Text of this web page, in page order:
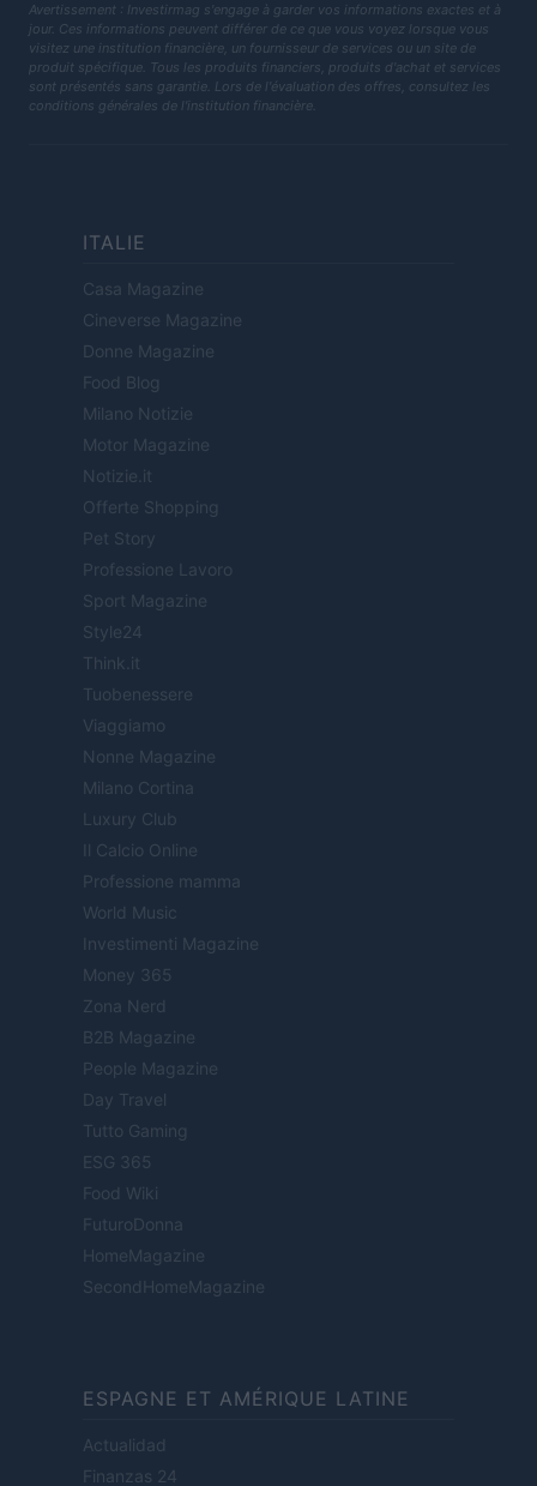
Avertissement : Investirmag s'engage à garder vos informations exactes et à
jour. Ces informations peuvent différer de ce que vous voyez lorsque vous
visitez une institution financière, un fournisseur de services ou un site de
produit spécifique. Tous les produits financiers, produits d'achat et services
sont présentés sans garantie. Lors de l'évaluation des offres, consultez les
conditions générales de l'institution financière.
ITALIE
Casa Magazine
Cineverse Magazine
Donne Magazine
Food Blog
Milano Notizie
Motor Magazine
Notizie.it
Offerte Shopping
Pet Story
Professione Lavoro
Sport Magazine
Style24
Think.it
Tuobenessere
Viaggiamo
Nonne Magazine
Milano Cortina
Luxury Club
Il Calcio Online
Professione mamma
World Music
Investimenti Magazine
Money 365
Zona Nerd
B2B Magazine
People Magazine
Day Travel
Tutto Gaming
ESG 365
Food Wiki
FuturoDonna
HomeMagazine
SecondHomeMagazine
ESPAGNE ET AMÉRIQUE LATINE
Actualidad
Finanzas 24